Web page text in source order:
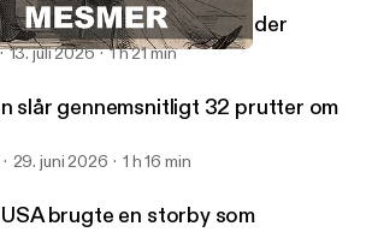
hypnose?
dødsfjender
13. juli 2026 1 h 21 min
slår gennemsnitligt 32 prutter om
29. juni 2026 1 h 16 min
brugte en storby som